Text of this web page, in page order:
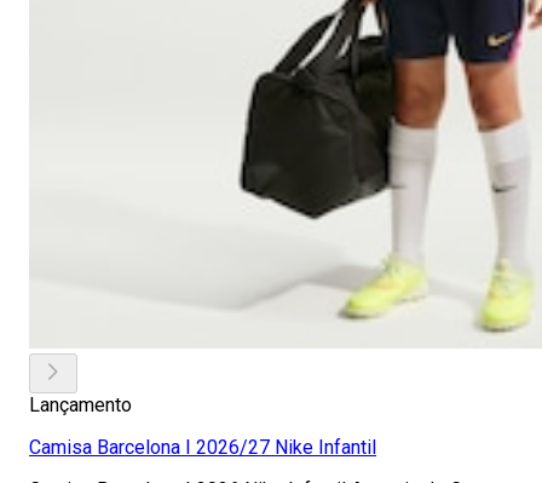
Lançamento
Camisa Barcelona I 2026/27 Nike Infantil